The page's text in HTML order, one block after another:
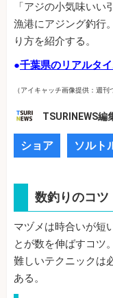
「アジの小気味い
漁港にアジング釣行
り方を紹介する。
●千葉県のリアルタ
（アイキャッチ画像提供：週
TSURINEWS編
ショア ソルト
数釣りのコツ
マヅメは時合いが短
とが数を伸ばすコツ
難しいテクニックは
ある。